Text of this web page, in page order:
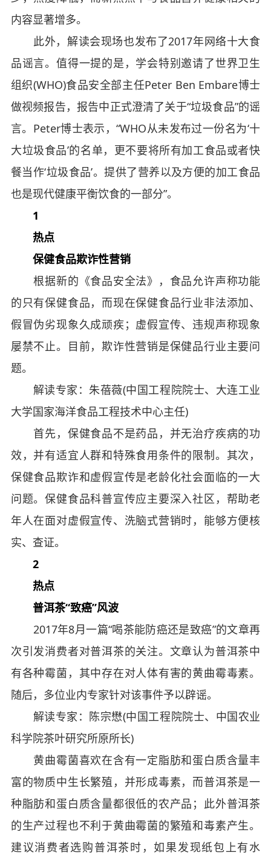
内容显著增多。
此外，解读会现场也发布了2017年网络十大食
品谣言。值得一提的是，学会特别邀请了世界卫生
组织(WHO)食品安全部主任Peter Ben Embare博士
做视频报告，报告中正式澄清了关于“垃圾食品”的谣
言。Peter博士表示，“WHO从未发布过一份名为‘十
大垃圾食品’的名单，更不要将所有加工食品或者快
餐当作‘垃圾食品’。提供了营养以及方便的加工食品
也是现代健康平衡饮食的一部分”。
1
热点
保健食品欺诈性营销
根据新的《食品安全法》，食品允许声称功能
的只有保健食品，而现在保健食品行业非法添加、
假冒伪劣现象久成顽疾；虚假宣传、违规声称现象
屡禁不止。目前，欺诈性营销是保健品行业主要问
题。
解读专家：朱蓓薇(中国工程院院士、大连工业
大学国家海洋食品工程技术中心主任)
首先，保健食品不是药品，并无治疗疾病的功
效，并有适宜人群和特殊食用条件的限制。其次，
保健食品欺诈和虚假宣传是老龄化社会面临的一大
问题。保健食品科普宣传应主要深入社区，帮助老
年人在面对虚假宣传、洗脑式营销时，能够方便核
实、查证。
2
热点
普洱茶“致癌”风波
2017年8月一篇“喝茶能防癌还是致癌”的文章再
次引发消费者对普洱茶的关注。文章认为普洱茶中
有各种霉菌，其中存在对人体有害的黄曲霉毒素。
随后，多位业内专家针对该事件予以辟谣。
解读专家：陈宗懋(中国工程院院士、中国农业
科学院茶叶研究所原所长)
黄曲霉菌喜欢在含有一定脂肪和蛋白质含量丰
富的物质中生长繁殖，并形成毒素，而普洱茶是一
种脂肪和蛋白质含量都很低的农产品；此外普洱茶
的生产过程也不利于黄曲霉菌的繁殖和毒素产生。
建议消费者选购普洱茶时，如果发现纸包上有水